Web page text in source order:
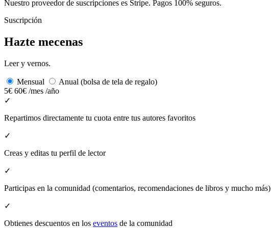
Nuestro proveedor de suscripciones es Stripe. Pagos 100% seguros.
Suscripción
Hazte mecenas
Leer y vernos.
Mensual
Anual (bolsa de tela de regalo)
5€ 60€ /mes /año
✓
Repartimos directamente tu cuota entre tus autores favoritos
✓
Creas y editas tu perfil de lector
✓
Participas en la comunidad (comentarios, recomendaciones de libros y mucho más)
✓
Obtienes descuentos en los eventos de la comunidad